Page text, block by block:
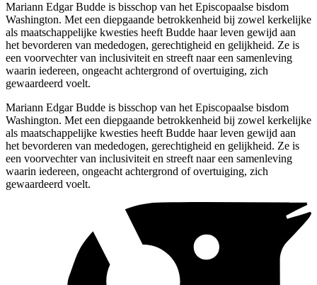
Mariann Edgar Budde is bisschop van het Episcopaalse bisdom
Washington. Met een diepgaande betrokkenheid bij zowel kerkelijke
als maatschappelijke kwesties heeft Budde haar leven gewijd aan
het bevorderen van mededogen, gerechtigheid en gelijkheid. Ze is
een voorvechter van inclusiviteit en streeft naar een samenleving
waarin iedereen, ongeacht achtergrond of overtuiging, zich
gewaardeerd voelt.
Mariann Edgar Budde is bisschop van het Episcopaalse bisdom
Washington. Met een diepgaande betrokkenheid bij zowel kerkelijke
als maatschappelijke kwesties heeft Budde haar leven gewijd aan
het bevorderen van mededogen, gerechtigheid en gelijkheid. Ze is
een voorvechter van inclusiviteit en streeft naar een samenleving
waarin iedereen, ongeacht achtergrond of overtuiging, zich
gewaardeerd voelt.